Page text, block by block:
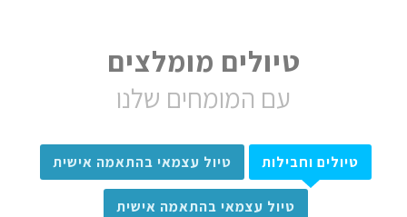
טיולים מומלצים
עם המומחים שלנו
טיולים וחבילות טיול עצמאי בהתאמה אישית
טיול עצמאי בהתאמה אישית